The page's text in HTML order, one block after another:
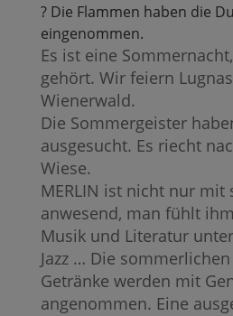
? Die Flammen haben die
eingenommen.
Es ist eine
gehört. Wir feiern
Wienerwald.
Die Sommergeister
ausgesucht. Es riecht
Wiese.
MERLIN ist nicht nur mit
anwesend, man fühlt
Musik und Literatur
Jazz … Die
Getränke werden mit
angenommen. Eine